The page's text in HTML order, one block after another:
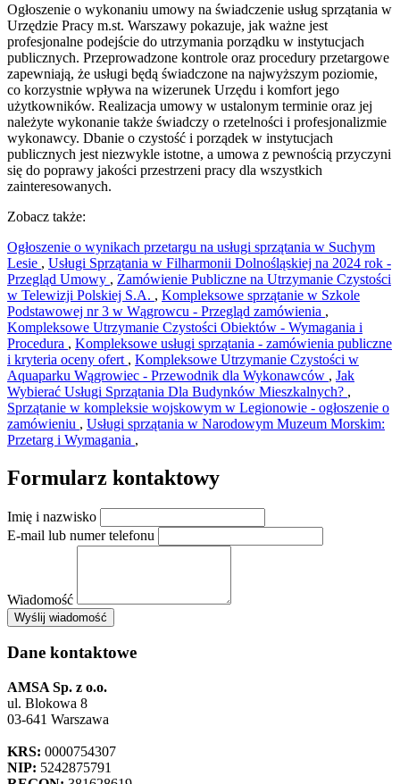
Ogłoszenie o wykonaniu umowy na świadczenie usług sprzątania w
Urzędzie Pracy m.st. Warszawy pokazuje, jak ważne jest
profesjonalne podejście do utrzymania porządku w instytucjach
publicznych. Przeprowadzone kontrole oraz procedury przetargowe
zapewniają, że usługi będą świadczone na najwyższym poziomie,
co korzystnie wpływa na wizerunek Urzędu i komfort jego
użytkowników. Realizacja umowy w ustalonym terminie oraz jej
należyte wykonanie także świadczy o rzetelności i profesjonalizmie
wykonawcy. Dbanie o czystość i porządek w instytucjach
publicznych jest niezwykle istotne, a umowa z pewnością przyczyni
się do poprawy jakości przestrzeni pracy dla wszystkich
zainteresowanych.
Zobacz także:
Ogłoszenie o wynikach przetargu na usługi sprzątania w Suchym
Lesie , Usługi Sprzątania w Filharmonii Dolnośląskiej na 2024 rok -
Przegląd Umowy , Zamówienie Publiczne na Utrzymanie Czystości
w Telewizji Polskiej S.A. , Kompleksowe sprzątanie w Szkole
Podstawowej nr 3 w Wągrowcu - Przegląd zamówienia ,
Kompleksowe Utrzymanie Czystości Obiektów - Wymagania i
Procedura , Kompleksowe usługi sprzątania - zamówienia publiczne
i kryteria oceny ofert , Kompleksowe Utrzymanie Czystości w
Aquaparku Wągrowiec - Przewodnik dla Wykonawców , Jak
Wybierać Usługi Sprzątania Dla Budynków Mieszkalnych? ,
Sprzątanie w kompleksie wojskowym w Legionowie - ogłoszenie o
zamówieniu , Usługi sprzątania w Narodowym Muzeum Morskim:
Przetarg i Wymagania ,
Formularz kontaktowy
Imię i nazwisko
E-mail lub numer telefonu
Wiadomość
Wyślij wiadomośćAMSA Sp. z o.o. - ul. Blokowa 8, Warszawa
+
−
Dane kontaktowe
AMSA Sp. z o.o.
ul. Blokowa 8
03-641 Warszawa
KRS: 0000754307
NIP: 5242875791